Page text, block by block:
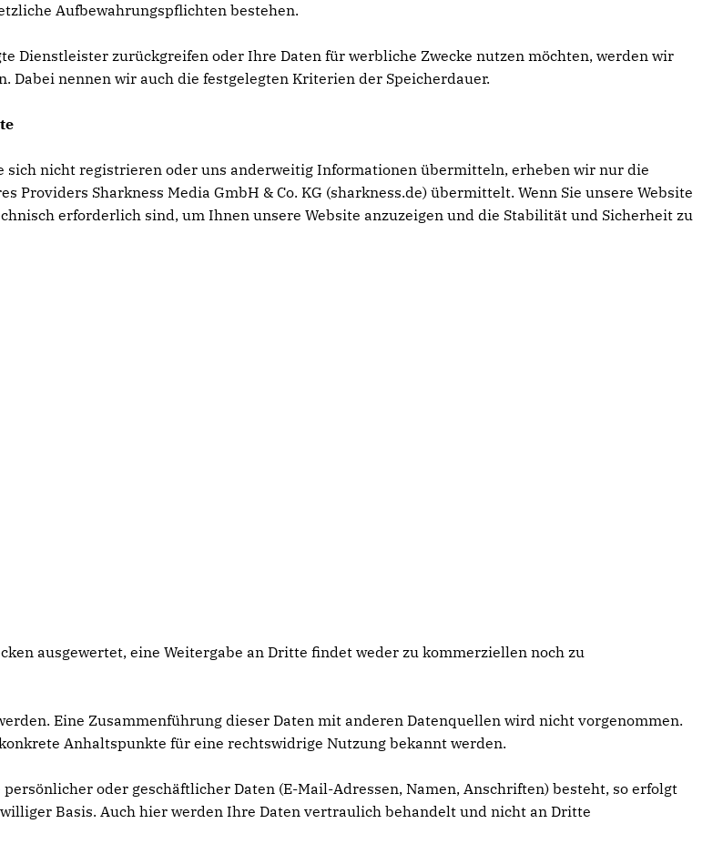
Aufbewahrungspflichten bestehen.
Dienstleister zurückgreifen oder Ihre Daten für werbliche Zwecke nutzen möchten, werden wir
nennen wir auch die festgelegten Kriterien der Speicherdauer.
sich nicht registrieren oder uns anderweitig Informationen übermitteln, erheben wir nur die
Providers Sharkness Media GmbH & Co. KG (sharkness.de) übermittelt. Wenn Sie unsere Website
erforderlich sind, um Ihnen unsere Website anzuzeigen und die Stabilität und Sicherheit zu
ausgewertet, eine Weitergabe an Dritte findet weder zu kommerziellen noch zu
Eine Zusammenführung dieser Daten mit anderen Datenquellen wird nicht vorgenommen.
Anhaltspunkte für eine rechtswidrige Nutzung bekannt werden.
oder geschäftlicher Daten (E-Mail-Adressen, Namen, Anschriften) besteht, so erfolgt
Basis. Auch hier werden Ihre Daten vertraulich behandelt und nicht an Dritte